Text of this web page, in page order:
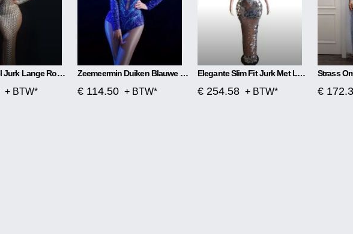
Dames Parel Jurk Lange Rok Strak
+ BTW*
Zeemeermin Duiken Blauwe Strass Hoog Uitgesneden Jumpsuit
€ 114.50 + BTW*
Elegante Slim Fit Jurk Met Lange Mouwen En Lovertjes
€ 254.58 + BTW* €